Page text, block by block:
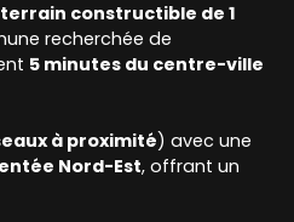
constructible de 1
recherchée de
5 minutes du centre-ville
à proximité) avec une
Nord-Est, offrant un